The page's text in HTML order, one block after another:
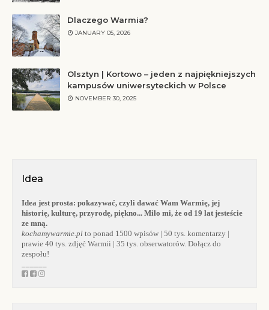
Dlaczego Warmia?
JANUARY 05, 2026
Olsztyn | Kortowo – jeden z najpiękniejszych
kampusów uniwersyteckich w Polsce
NOVEMBER 30, 2025
Idea
Idea jest prosta: pokazywać, czyli dawać Wam Warmię, jej
historię, kulturę, przyrodę, piękno... Miło mi, że od 19 lat jesteście
ze mną.
kochamywarmie.pl to ponad 1500 wpisów | 50 tys. komentarzy |
prawie 40 tys. zdjęć Warmii | 35 tys. obserwatorów. Dołącz do
zespołu!